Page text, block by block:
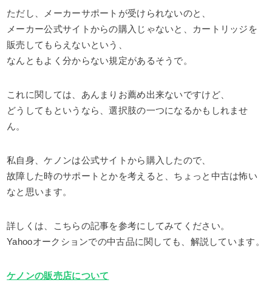
ただし、メーカーサポートが受けられないのと、
メーカー公式サイトからの購入じゃないと、カートリッジを
販売してもらえないという、
なんともよく分からない規定があるそうで。
これに関しては、あんまりお薦め出来ないですけど、
どうしてもというなら、選択肢の一つになるかもしれませ
ん。
私自身、ケノンは公式サイトから購入したので、
故障した時のサポートとかを考えると、ちょっと中古は怖い
なと思います。
詳しくは、こちらの記事を参考にしてみてください。
Yahooオークションでの中古品に関しても、解説しています。
ケノンの販売店について